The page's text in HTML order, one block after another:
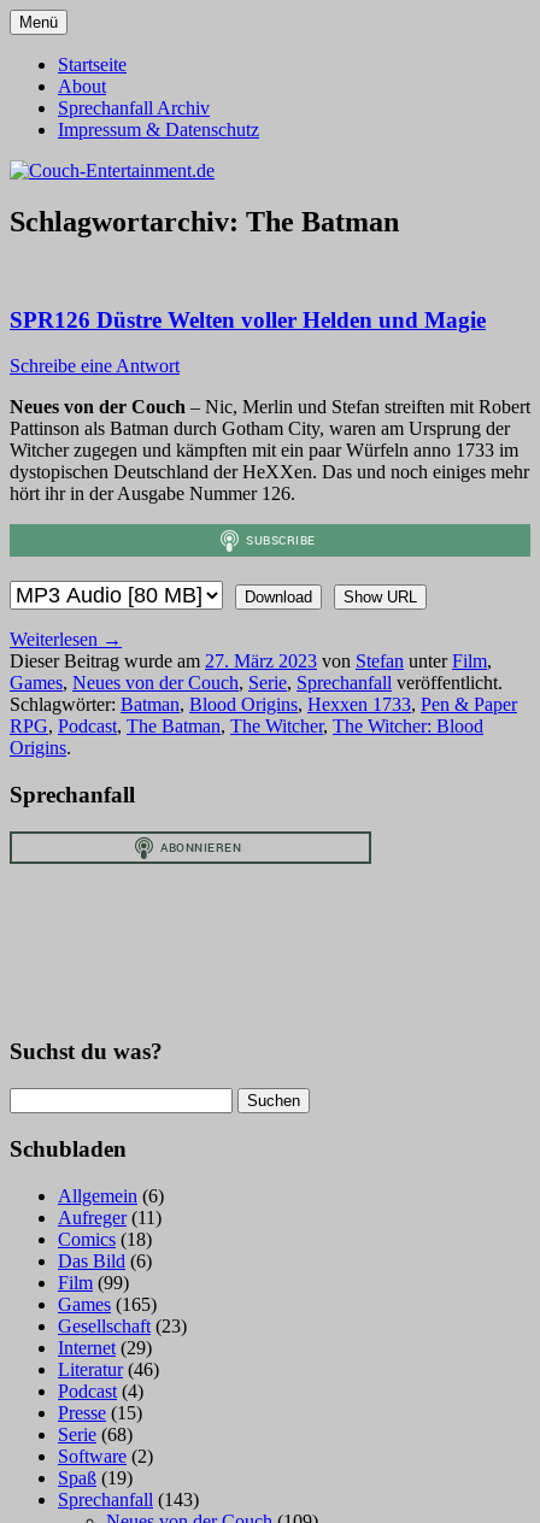
Zum
Inhalt
springen
Couch-Entertainment.de
Menü
Startseite
About
Sprechanfall Archiv
Impressum & Datenschutz
Schlagwortarchiv: The Batman
SPR126 Düstre Welten voller Helden und Magie
Schreibe eine Antwort
Neues von der Couch – Nic, Merlin und Stefan streiften mit Robert
Pattinson als Batman durch Gotham City, waren am Ursprung der
Witcher zugegen und kämpften mit ein paar Würfeln anno 1733 im
dystopischen Deutschland der HeXXen. Das und noch einiges mehr
hört ihr in der Ausgabe Nummer 126.
Download Show URL
Weiterlesen →
Dieser Beitrag wurde am 27. März 2023 von Stefan unterFilm,
Games, Neues von der Couch, Serie, Sprechanfall veröffentlicht.
Schlagwörter: Batman, Blood Origins, Hexxen 1733, Pen & Paper
RPG, Podcast, The Batman, The Witcher, The Witcher: Blood
Origins.
Sprechanfall
Suchst du was?
nach:
Schubladen
Allgemein (6)
Aufreger(11)
Comics (18)
Das Bild (6)
Film (99)
Games (165)
Gesellschaft (23)
Internet (29)
Literatur(46)
Podcast (4)
Presse (15)
Serie (68)
Software (2)
Spaß (19)
Sprechanfall (143)